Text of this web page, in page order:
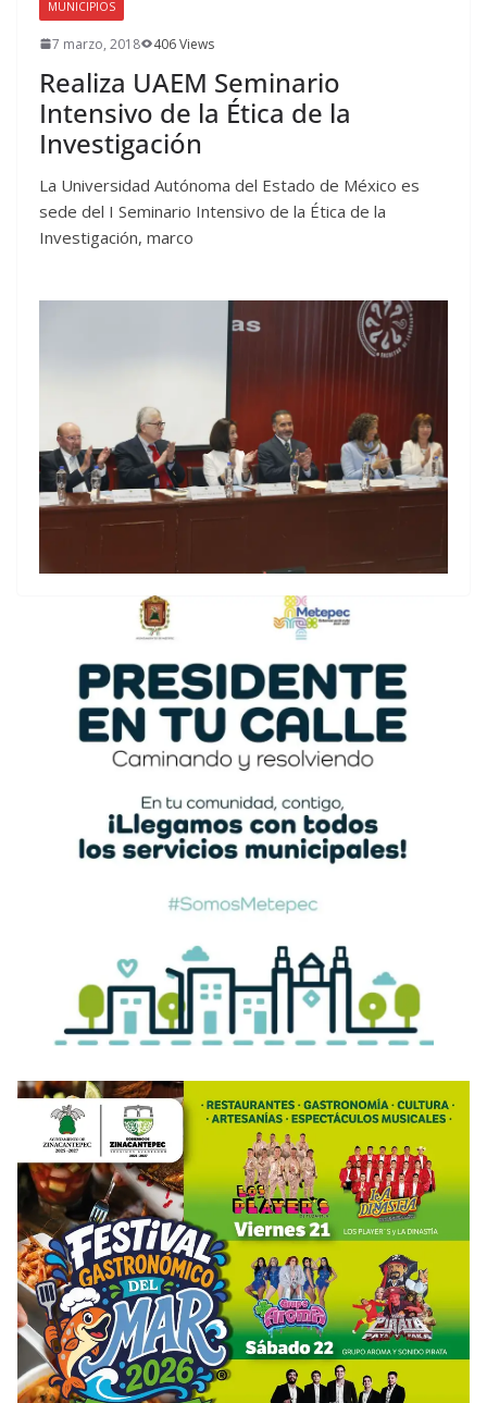
MUNICIPIOS
7 marzo, 2018 406 Views
Realiza UAEM Seminario
Intensivo de la Ética de la
Investigación
La Universidad Autónoma del Estado de México es
sede del I Seminario Intensivo de la Ética de la
Investigación, marco